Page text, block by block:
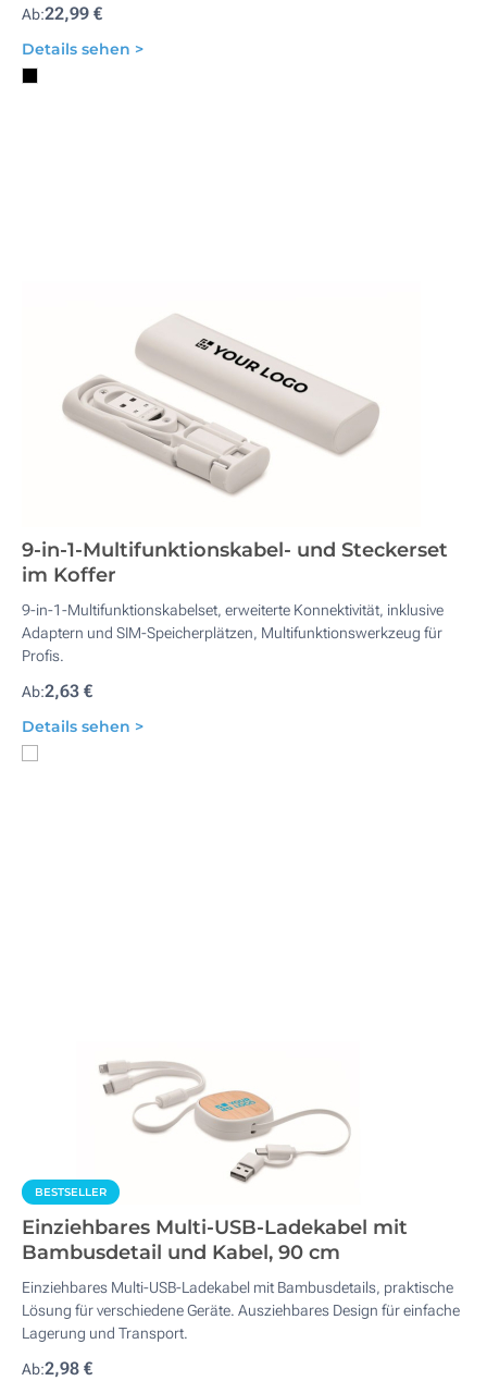
Ab:22,99 €
Details sehen >
9-in-1-Multifunktionskabel- und Steckerset
im Koffer
9-in-1-Multifunktionskabelset, erweiterte Konnektivität, inklusive
Adaptern und SIM-Speicherplätzen, Multifunktionswerkzeug für
Profis.
Ab:2,63 €
Details sehen >
BESTSELLER
Einziehbares Multi-USB-Ladekabel mit
Bambusdetail und Kabel, 90 cm
Einziehbares Multi-USB-Ladekabel mit Bambusdetails, praktische
Lösung für verschiedene Geräte. Ausziehbares Design für einfache
Lagerung und Transport.
Ab:2,98 €